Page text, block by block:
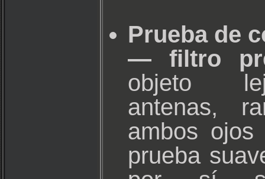
Prueba de
— filtro
objeto
antenas,
ambos
prueba